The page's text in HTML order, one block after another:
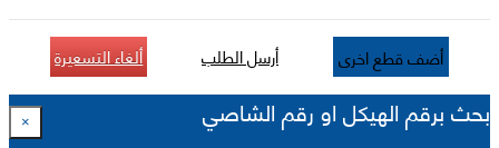
أضف قطع اخرى أرسل الطلب ألغاء التسعيرة
بحث برقم الهيكل او رقم الشاصي ×